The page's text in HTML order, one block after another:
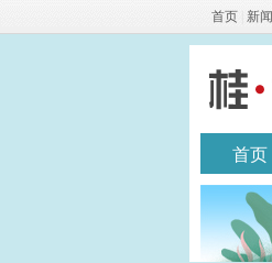
首页 新闻
首页